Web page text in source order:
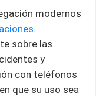
modernos
.
sobre las
y
con teléfonos
que su uso sea